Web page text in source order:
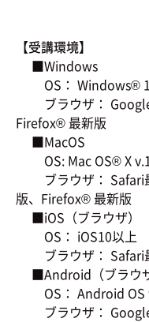
【受講環境】
■Windows
OS： Windows®
ブラウザ： Google
Firefox® 最新版
■MacOS
OS: Mac OS® X
ブラウザ： Safari
版、Firefox® 最新版
■iOS（ブラウザ）
OS： iOS10以上
ブラウザ： Safari
■Android（ブラウザ
OS： Android OS
ブラウザ：